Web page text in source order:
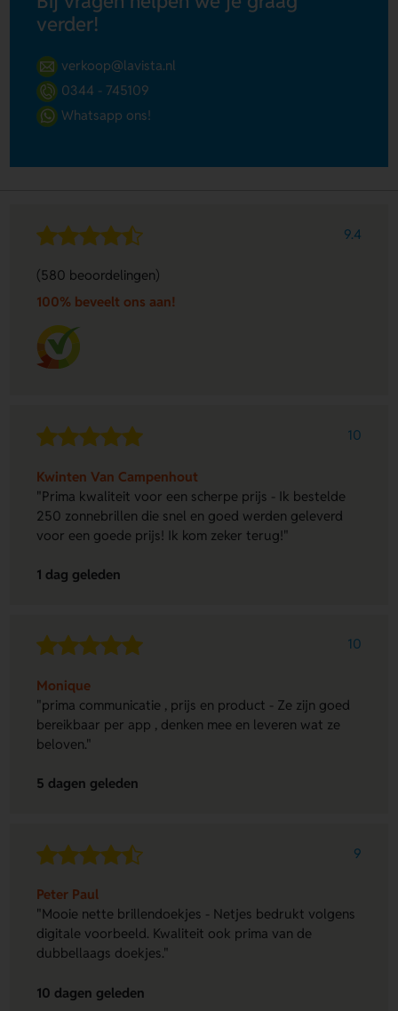
verder!
verkoop@lavista.nl
0344 - 745109
Whatsapp ons!
9.4
(580 beoordelingen)
100% beveelt ons aan!
10
Kwinten Van Campenhout
"Prima kwaliteit voor een scherpe prijs - Ik bestelde
250 zonnebrillen die snel en goed werden geleverd
voor een goede prijs! Ik kom zeker terug!"
1 dag geleden
10
Monique
"prima communicatie , prijs en product - Ze zijn goed
bereikbaar per app , denken mee en leveren wat ze
beloven."
5 dagen geleden
9
Peter Paul
"Mooie nette brillendoekjes - Netjes bedrukt volgens
digitale voorbeeld. Kwaliteit ook prima van de
dubbellaags doekjes."
10 dagen geleden